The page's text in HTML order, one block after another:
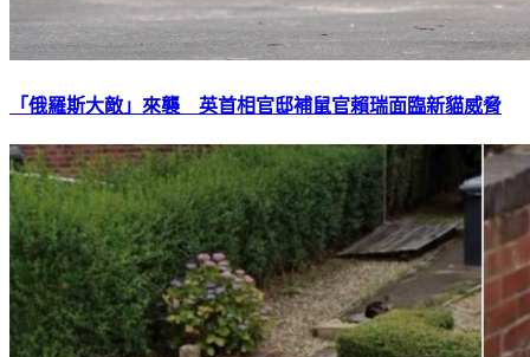
「俄羅斯大敵」來襲 英首相官邸補鼠官賴瑞面臨新貓威脅